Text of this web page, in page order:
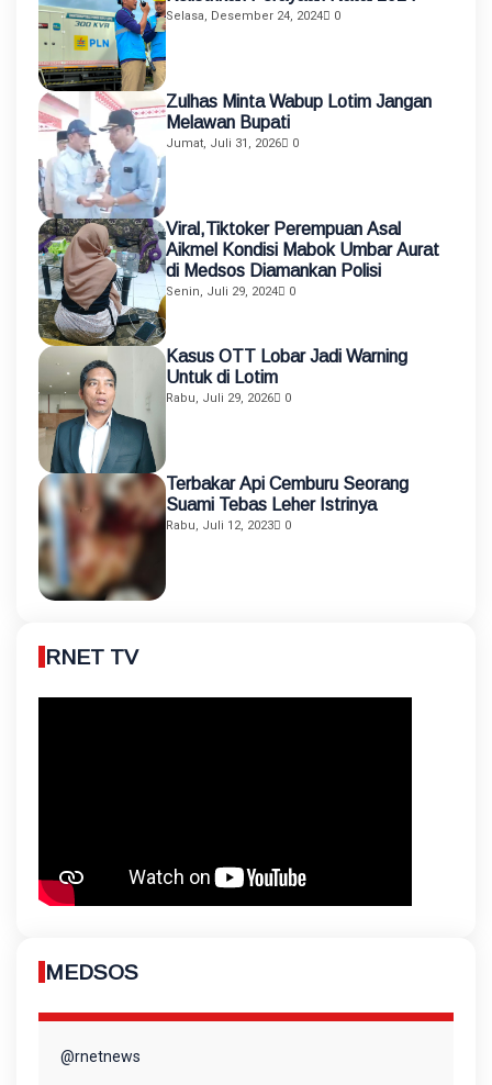
Selasa, Desember 24, 2024 0
Zulhas Minta Wabup Lotim Jangan
Melawan Bupati
Jumat, Juli 31, 2026 0
Viral,Tiktoker Perempuan Asal
Aikmel Kondisi Mabok Umbar Aurat
di Medsos Diamankan Polisi
Senin, Juli 29, 2024 0
Kasus OTT Lobar Jadi Warning
Untuk di Lotim
Rabu, Juli 29, 2026 0
Terbakar Api Cemburu Seorang
Suami Tebas Leher Istrinya
Rabu, Juli 12, 2023 0
RNET TV
MEDSOS
@rnetnews